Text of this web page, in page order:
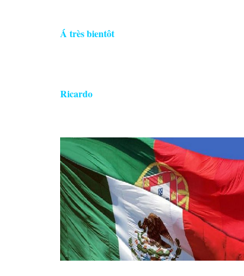
Á très bientôt
Ricardo